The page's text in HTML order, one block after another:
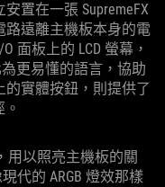
置在一張 SupremeFX
路遠離主機板本身的電
面板上的 LCD 螢幕，
更易懂的語言，協助
實體按鈕，則提供了
用以照亮主機板的關
代的 ARGB 燈效那樣